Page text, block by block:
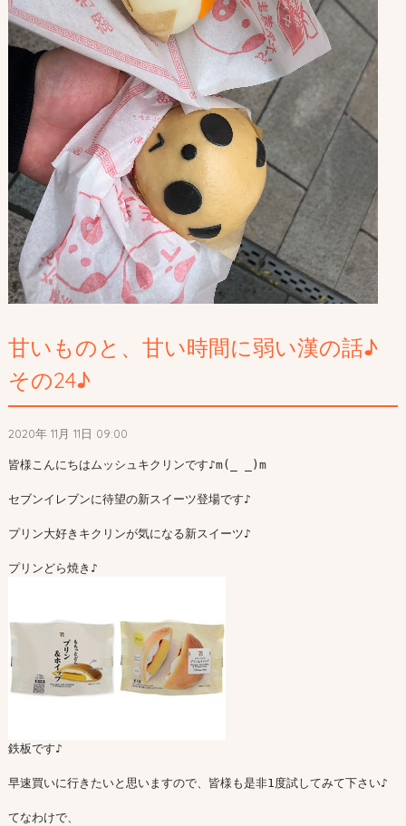
甘いものと、甘い時間に弱い漢の話♪
その24♪
2020年 11月 11日 09:00
皆様こんにちはムッシュキクリンです♪m(_ _)m
セブンイレブンに待望の新スイーツ登場です♪
プリン大好きキクリンが気になる新スイーツ♪
鉄板です♪
早速買いに行きたいと思いますので、皆様も是非1度試してみて下さい♪
てなわけで、